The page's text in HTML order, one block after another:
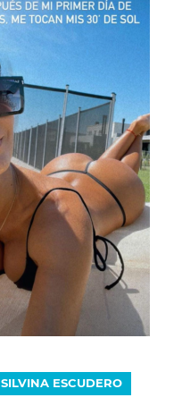
SILVINA ESCUDERO